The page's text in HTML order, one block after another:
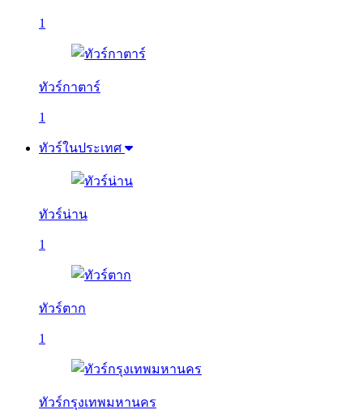
1
ทัวร์กาตาร์
1
ทัวร์ในประเทศ
ทัวร์น่าน
1
ทัวร์ตาก
1
ทัวร์กรุงเทพมหานคร